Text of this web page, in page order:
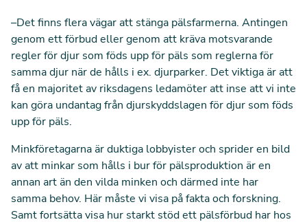
–Det finns flera vägar att stänga pälsfarmerna. Antingen
genom ett förbud eller genom att kräva motsvarande
regler för djur som föds upp för päls som reglerna för
samma djur när de hålls i ex. djurparker. Det viktiga är att
få en majoritet av riksdagens ledamöter att inse att vi inte
kan göra undantag från djurskyddslagen för djur som föds
upp för päls.
Minkföretagarna är duktiga lobbyister och sprider en bild
av att minkar som hålls i bur för pälsproduktion är en
annan art än den vilda minken och därmed inte har
samma behov. Här måste vi visa på fakta och forskning.
Samt fortsätta visa hur starkt stöd ett pälsförbud har hos